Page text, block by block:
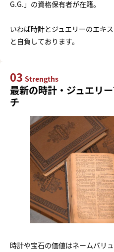
G.G.」の資格保有者が在籍。
いわば時計とジュエリーのエキ
と自負しております。
03 Strengths
最新の時計・ジュエリ
チ
時計や宝石の価値はネームバリ